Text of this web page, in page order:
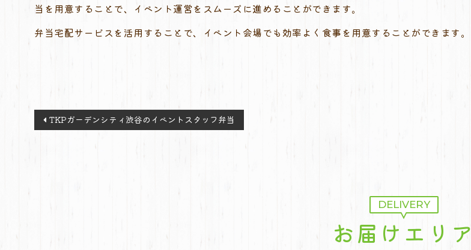
当を用意することで、イベント運営をスムーズに進めることができます。
弁当宅配サービスを活用することで、イベント会場でも効率よく食事を用意することができます。
稿
TKPガーデンシティ渋谷のイベントスタッフ弁当
DELIVERY
お届けエリア